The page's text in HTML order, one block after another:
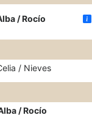
/ Rocío
/ Nieves
/ Rocío